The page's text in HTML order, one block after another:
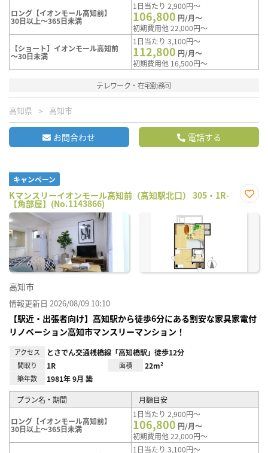
ロング【イオンモール高知前】
30日以上～365日未満
1日当たり 2,900円～
106,800 円/月～
初期費用他 22,000円～
【ショート】イオンモール高知前
～30日未満
1日当たり 3,100円～
112,800 円/月～
初期費用他 16,500円～
テレワーク・在宅勤務可
高知県 高知市
お問合わせ 電話する
キャンペーン
Kマンスリーイオンモール高知前（高知駅北口） 305・1R-
【角部屋】(No.1143866)
に入
高知市
情報更新日 2026/08/09 10:10
【駅近・出張者向け】高知駅から徒歩6分にある割安な家具家電付
リノベーション高知市マンスリーマンション！
アクセス とさでん交通桟橋線「高知橋駅」徒歩12分
間取り 1R 面積 22m²
築年数 1981年 9月 築
プラン名・期間 月額目安
ロング【イオンモール高知前】
30日以上～365日未満
1日当たり 2,900円～
106,800 円/月～
初期費用他 22,000円～
1日当たり 3,100円～